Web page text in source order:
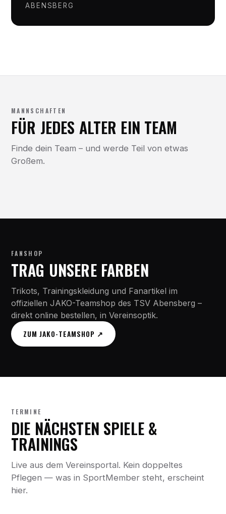
ABENSBERG
MANNSCHAFTEN
FÜR JEDES ALTER EIN TEAM
Finde dein Team – und werde Teil von etwas
Großem.
FANSHOP
TRAG UNSERE FARBEN
Trikots, Trainingskleidung und Fanartikel im
offiziellen JAKO-Teamshop des TSV Abensberg –
direkt online bestellen, in Vereinsoptik.
ZUM JAKO-TEAMSHOP ↗
TERMINE
DIE NÄCHSTEN SPIELE &
TRAININGS
Live aus dem Vereinsportal. Kein doppeltes
Pflegen — was in SportMember steht, erscheint
hier.